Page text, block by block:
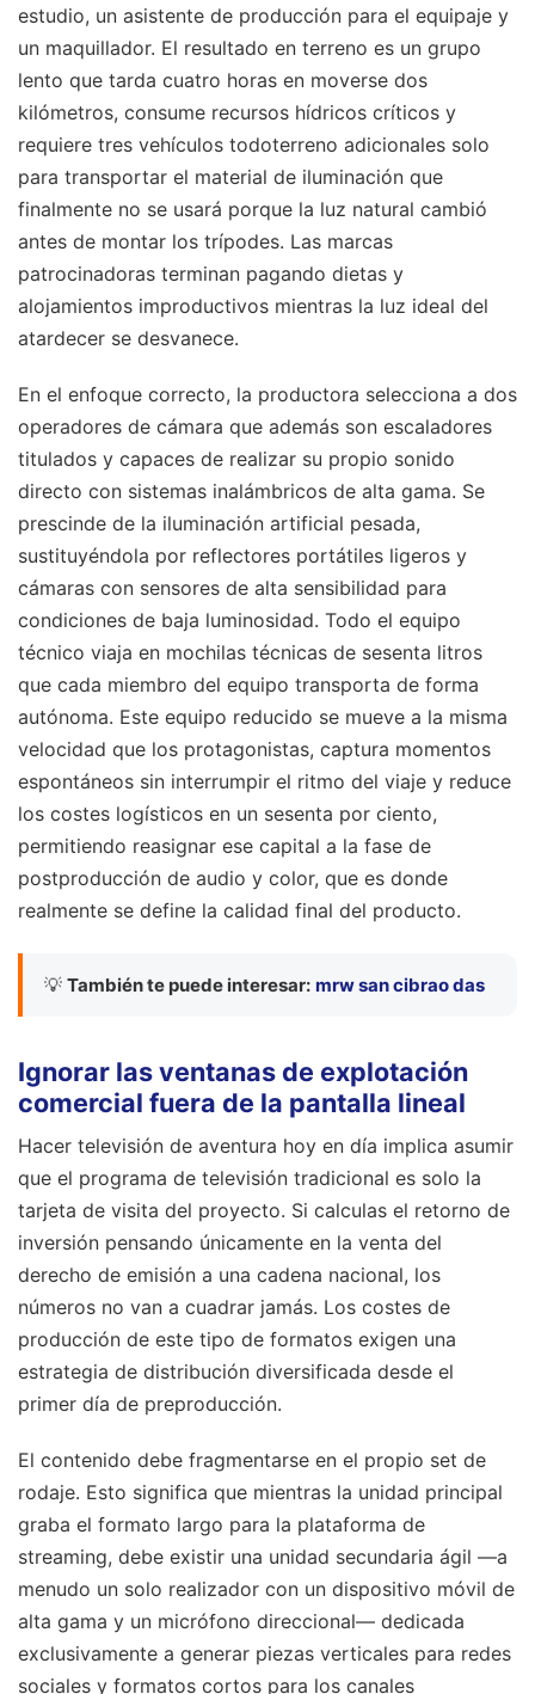
estudio, un asistente de producción para el equipaje y
un maquillador. El resultado en terreno es un grupo
lento que tarda cuatro horas en moverse dos
kilómetros, consume recursos hídricos críticos y
requiere tres vehículos todoterreno adicionales solo
para transportar el material de iluminación que
finalmente no se usará porque la luz natural cambió
antes de montar los trípodes. Las marcas
patrocinadoras terminan pagando dietas y
alojamientos improductivos mientras la luz ideal del
atardecer se desvanece.
En el enfoque correcto, la productora selecciona a dos
operadores de cámara que además son escaladores
titulados y capaces de realizar su propio sonido
directo con sistemas inalámbricos de alta gama. Se
prescinde de la iluminación artificial pesada,
sustituyéndola por reflectores portátiles ligeros y
cámaras con sensores de alta sensibilidad para
condiciones de baja luminosidad. Todo el equipo
técnico viaja en mochilas técnicas de sesenta litros
que cada miembro del equipo transporta de forma
autónoma. Este equipo reducido se mueve a la misma
velocidad que los protagonistas, captura momentos
espontáneos sin interrumpir el ritmo del viaje y reduce
los costes logísticos en un sesenta por ciento,
permitiendo reasignar ese capital a la fase de
postproducción de audio y color, que es donde
realmente se define la calidad final del producto.
💡 También te puede interesar: mrw san cibrao das
Ignorar las ventanas de explotación
comercial fuera de la pantalla lineal
Hacer televisión de aventura hoy en día implica asumir
que el programa de televisión tradicional es solo la
tarjeta de visita del proyecto. Si calculas el retorno de
inversión pensando únicamente en la venta del
derecho de emisión a una cadena nacional, los
números no van a cuadrar jamás. Los costes de
producción de este tipo de formatos exigen una
estrategia de distribución diversificada desde el
primer día de preproducción.
El contenido debe fragmentarse en el propio set de
rodaje. Esto significa que mientras la unidad principal
graba el formato largo para la plataforma de
streaming, debe existir una unidad secundaria ágil —a
menudo un solo realizador con un dispositivo móvil de
alta gama y un micrófono direccional— dedicada
exclusivamente a generar piezas verticales para redes
sociales y formatos cortos para los canales